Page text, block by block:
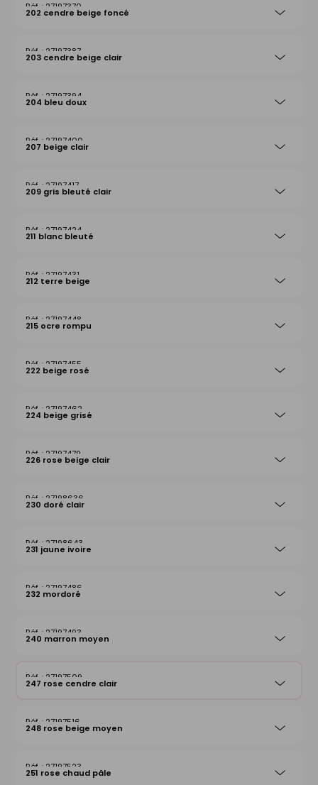
27197370
202 cendre beige foncé
27197387
203 cendre beige clair
27197394
204 bleu doux
27197400
207 beige clair
27197417
209 gris bleuté clair
27197424
211 blanc bleuté
27197431
212 terre beige
27197448
215 ocre rompu
27197455
222 beige rosé
27197462
224 beige grisé
27197479
226 rose beige clair
27198636
230 doré clair
27198643
231 jaune ivoire
27197486
232 mordoré
27197493
240 marron moyen
27197509
247 rose cendre clair
27197516
248 rose beige moyen
27197523
251 rose chaud pâle